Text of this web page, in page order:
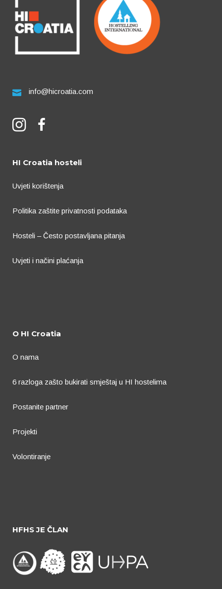
info@hicroatia.com
HI Croatia hosteli
Uvjeti korištenja
Politika zaštite privatnosti podataka
Hosteli – Često postavljana pitanja
Uvjeti i načini plaćanja
O HI Croatia
O nama
6 razloga zašto bukirati smještaj u HI hostelima
Postanite partner
Projekti
Volontiranje
HFHS JE ČLAN